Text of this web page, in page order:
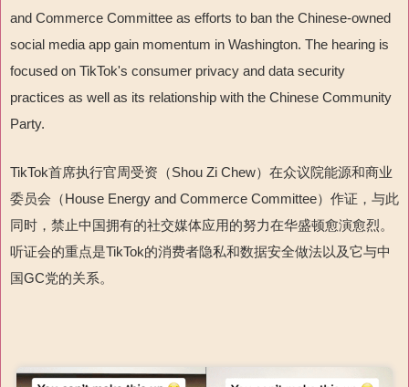
and Commerce Committee as efforts to ban the Chinese-owned
social media app gain momentum in Washington. The hearing is
focused on TikTok's consumer privacy and data security
practices as well as its relationship with the Chinese Community
Party.
TikTok首席执行官周受资（Shou Zi Chew）在众议院能源和商业
委员会（House Energy and Commerce Committee）作证，与此
同时，禁止中国拥有的社交媒体应用的努力在华盛顿愈演愈烈。
听证会的重点是TikTok的消费者隐私和数据安全做法以及它与中
国GC党的关系。